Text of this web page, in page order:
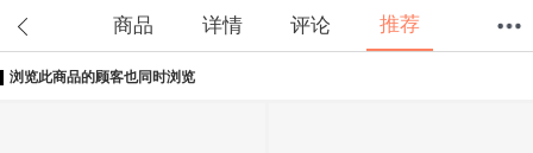
商品 详情 评论 推荐
浏览此商品的顾客也同时浏览